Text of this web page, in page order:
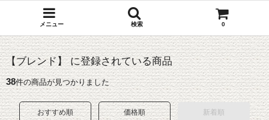
メニュー 検索 0
【ブレンド】 に登録されている商品
38件の商品が見つかりました
おすすめ順 価格順 新着順